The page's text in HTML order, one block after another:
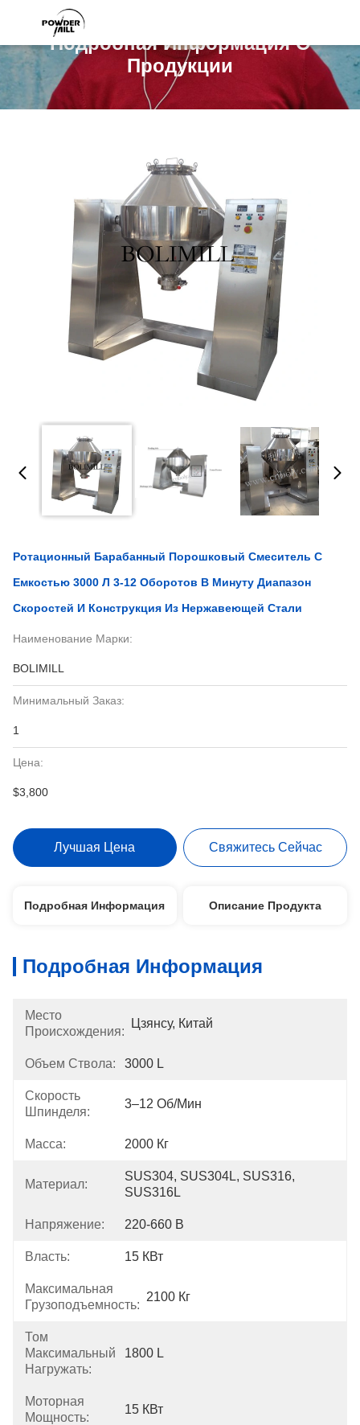
Подробная Информация О
Продукции
Ротационный Барабанный Порошковый Смеситель С
Емкостью 3000 Л 3-12 Оборотов В Минуту Диапазон
Скоростей И Конструкция Из Нержавеющей Стали
Наименование Марки:
BOLIMILL
Минимальный Заказ:
1
Цена:
$3,800
Лучшая Цена Свяжитесь Сейчас
Подробная Информация Описание Продукта
Подробная Информация
Место
Происхождения:
Цзянсу, Китай
Объем Ствола: 3000 L
Скорость
Шпинделя:
3–12 Об/мин
Масса: 2000 Кг
Материал:
SUS304, SUS304L, SUS316,
SUS316L
Напряжение: 220-660 В
Власть: 15 КВт
Максимальная
Грузоподъемность:
2100 Кг
Том
Максимальный
Нагружать:
1800 L
Моторная
Мощность:
15 КВт